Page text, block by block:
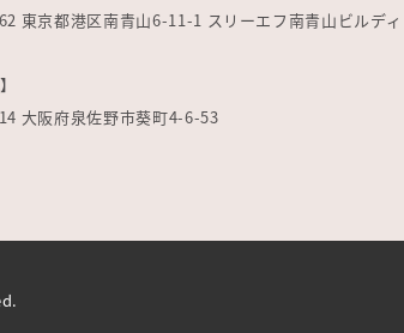
東京都港区南青山6-11-1 スリーエフ南青山ビルディ
大阪府泉佐野市葵町4-6-53